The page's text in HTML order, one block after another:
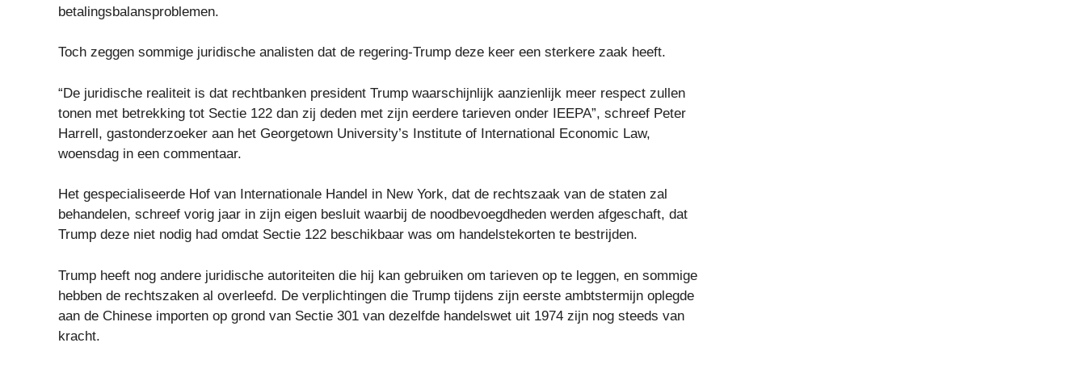
betalingsbalansproblemen.
Toch zeggen sommige juridische analisten dat de regering-Trump deze keer een sterkere zaak heeft.
“De juridische realiteit is dat rechtbanken president Trump waarschijnlijk aanzienlijk meer respect zullen
tonen met betrekking tot Sectie 122 dan zij deden met zijn eerdere tarieven onder IEEPA”, schreef Peter
Harrell, gastonderzoeker aan het Georgetown University’s Institute of International Economic Law,
woensdag in een commentaar.
Het gespecialiseerde Hof van Internationale Handel in New York, dat de rechtszaak van de staten zal
behandelen, schreef vorig jaar in zijn eigen besluit waarbij de noodbevoegdheden werden afgeschaft, dat
Trump deze niet nodig had omdat Sectie 122 beschikbaar was om handelstekorten te bestrijden.
Trump heeft nog andere juridische autoriteiten die hij kan gebruiken om tarieven op te leggen, en sommige
hebben de rechtszaken al overleefd. De verplichtingen die Trump tijdens zijn eerste ambtstermijn oplegde
aan de Chinese importen op grond van Sectie 301 van dezelfde handelswet uit 1974 zijn nog steeds van
kracht.